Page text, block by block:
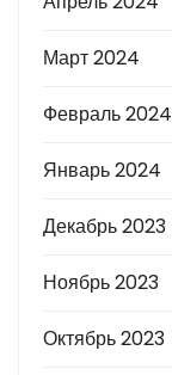
Март 2024
Февраль 2024
Январь 2024
Декабрь 2023
Ноябрь 2023
Октябрь 2023